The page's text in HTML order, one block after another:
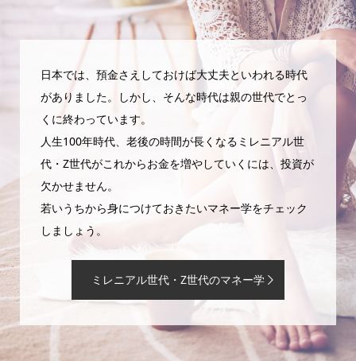
日本では、預金さえしておけば大丈夫といわれる時代
がありました。しかし、そんな時代は親の世代でとっ
くに終わっています。
人生100年時代、老後の時間が長くなるミレニアル世
代・Z世代がこれからお金を増やしていくには、投資が
欠かせません。
若いうちから身につけておきたいマネー学をチェック
しましょう。
ミレニアル世代・Z世代のマネー学